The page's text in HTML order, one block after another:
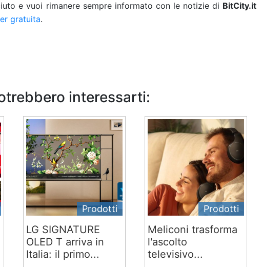
e vuoi rimanere sempre informato con le notizie di BitCity.it
gratuita.
interessarti:
Prodotti
LG SIGNATURE
OLED T arriva in
Italia: il primo...
Prodotti
Meliconi trasforma
l'ascolto
televisivo...